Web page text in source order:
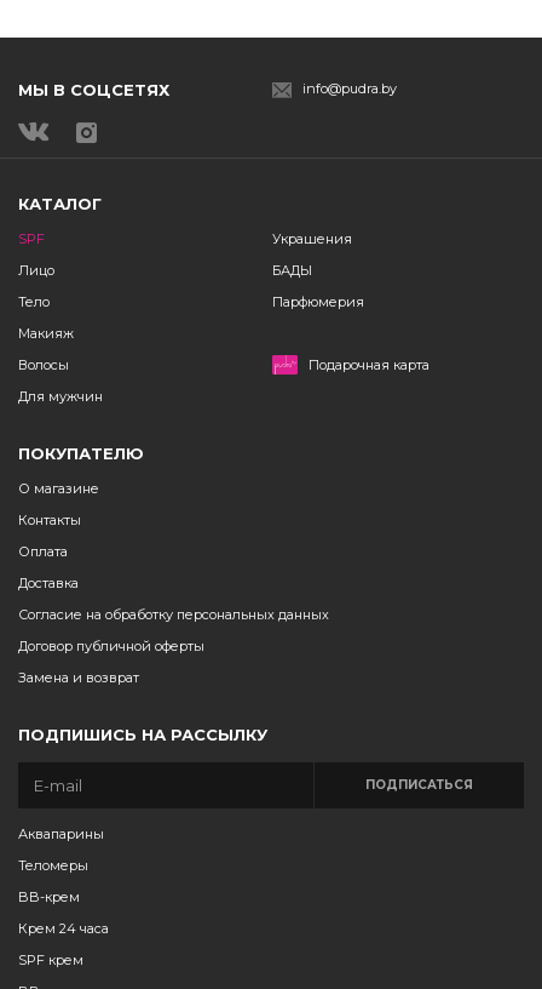
МЫ В СОЦСЕТЯХ info@pudra.by
КАТАЛОГ
SPF
Лицо
Тело
Макияж
Волосы
Для мужчин
Украшения
БАДЫ
Парфюмерия
Подарочная карта
ПОКУПАТЕЛЮ
О магазине
Контакты
Оплата
Доставка
Согласие на обработку персональных данных
Договор публичной оферты
Замена и возврат
ПОДПИШИСЬ НА РАССЫЛКУ
ПОДПИСАТЬСЯ
Аквапарины
Теломеры
BB-крем
Крем 24 часа
SPF крем